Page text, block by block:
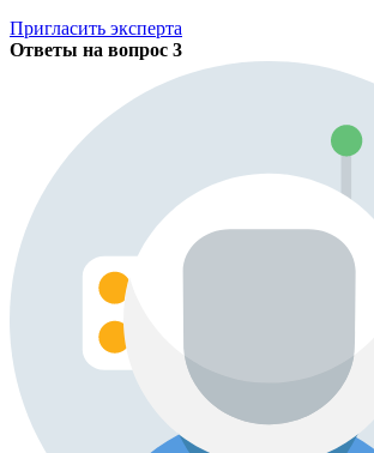
Пригласить эксперта
Ответы на вопрос 3